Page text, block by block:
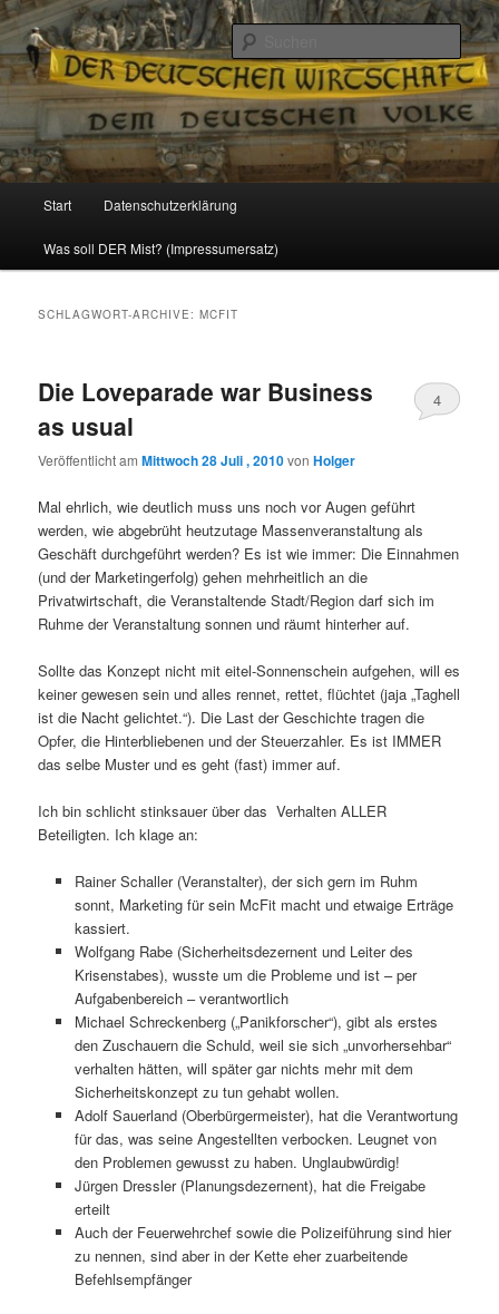
Reizzentrum
Politik, Wirtschaft, Soziales und Gesellschaft
Zum
Inhalt
Zum
sekundären
Start Datenschutzerklärung
Was soll DER Mist? (Impressumersatz)
SCHLAGWORT-ARCHIVE:MCFIT
Die Loveparade war Business
as usual
Veröffentlicht amMittwoch 28 Juli , 2010vonHolger
4
Mal ehrlich, wie deutlich muss uns noch vor Augen geführt
werden, wie abgebrüht heutzutage Massenveranstaltung als
Geschäft durchgeführt werden? Es ist wie immer: Die Einnahmen
(und der Marketingerfolg) gehen mehrheitlich an die
Privatwirtschaft, die Veranstaltende Stadt/Region darf sich im
Ruhme der Veranstaltung sonnen und räumt hinterher auf.
Sollte das Konzept nicht mit eitel-Sonnenschein aufgehen, will es
keiner gewesen sein und alles rennet, rettet, flüchtet (jaja „Taghell
ist die Nacht gelichtet.“). Die Last der Geschichte tragen die
Opfer, die Hinterbliebenen und der Steuerzahler. Es ist IMMER
das selbe Muster und es geht (fast) immer auf.
Ich bin schlicht stinksauer über das Verhalten ALLER
Beteiligten. Ich klage an:
Rainer Schaller (Veranstalter), der sich gern im Ruhm
sonnt, Marketing für sein McFit macht und etwaige Erträge
kassiert.
Wolfgang Rabe (Sicherheitsdezernent und Leiter des
Krisenstabes), wusste um die Probleme und ist – per
Aufgabenbereich – verantwortlich
Michael Schreckenberg („Panikforscher“), gibt als erstes
den Zuschauern die Schuld, weil sie sich „unvorhersehbar“
verhalten hätten, will später gar nichts mehr mit dem
Sicherheitskonzept zu tun gehabt wollen.
Adolf Sauerland (Oberbürgermeister), hat die Verantwortung
für das, was seine Angestellten verbocken. Leugnet von
den Problemen gewusst zu haben. Unglaubwürdig!
Jürgen Dressler (Planungsdezernent), hat die Freigabe
erteilt
Auch der Feuerwehrchef sowie die Polizeiführung sind hier
zu nennen, sind aber in der Kette eher zuarbeitende
Befehlsempfänger